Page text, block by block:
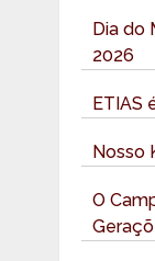
Dia do
2026
ETIAS
Nosso
O